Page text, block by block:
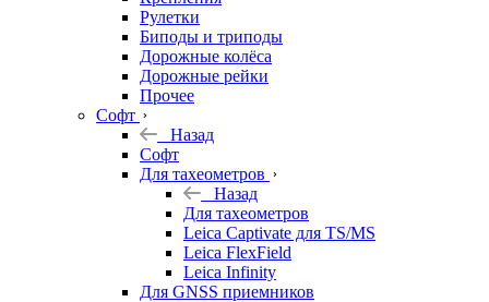
Рулетки
Биподы и триподы
Дорожные колёса
Дорожные рейки
Прочее
Софт
Назад
Софт
Для тахеометров
Назад
Для тахеометров
Leica Captivate для TS/MS
Leica FlexField
Leica Infinity
Для GNSS приемников